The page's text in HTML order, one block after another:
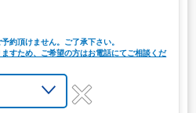
約頂けません。ご了承下さい。
すため、ご希望の方はお電話にてご相談くだ